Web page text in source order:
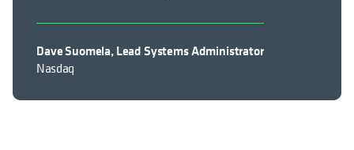
Dave Suomela, Lead Systems Administrator
Nasdaq